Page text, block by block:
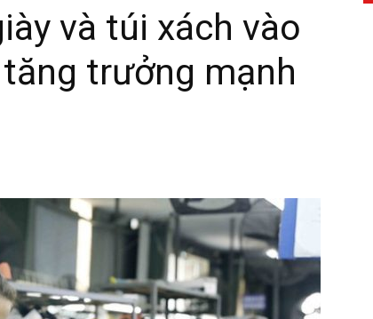
và túi xách vào
trưởng mạnh